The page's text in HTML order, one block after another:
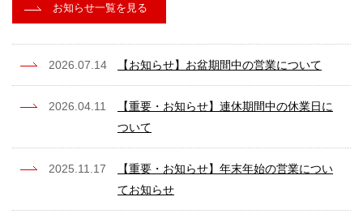
お知らせ一覧を見る
2026.07.14 【お知らせ】お盆期間中の営業について
2026.04.11
【重要・お知らせ】連休期間中の休業日に
ついて
2025.11.17
【重要・お知らせ】年末年始の営業につい
てお知らせ